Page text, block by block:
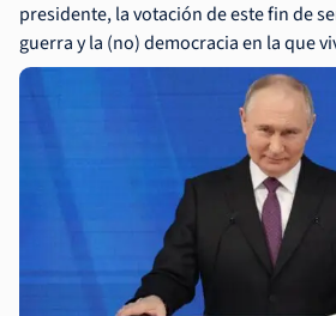
presidente, la votación de este fin de
guerra y la (no) democracia en la que